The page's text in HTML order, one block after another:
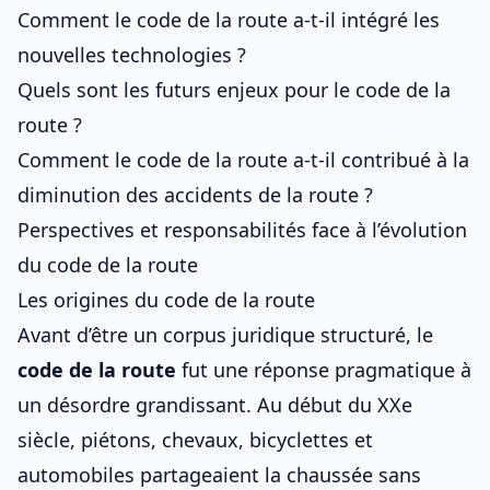
Comment le code de la route a-t-il intégré les
nouvelles technologies ?
Quels sont les futurs enjeux pour le code de la
route ?
Comment le code de la route a-t-il contribué à la
diminution des accidents de la route ?
Perspectives et responsabilités face à l’évolution
du code de la route
Les origines du code de la route
Avant d’être un corpus juridique structuré, le
code de la route fut une réponse pragmatique à
un désordre grandissant. Au début du XXe
siècle, piétons, chevaux, bicyclettes et
automobiles partageaient la chaussée sans